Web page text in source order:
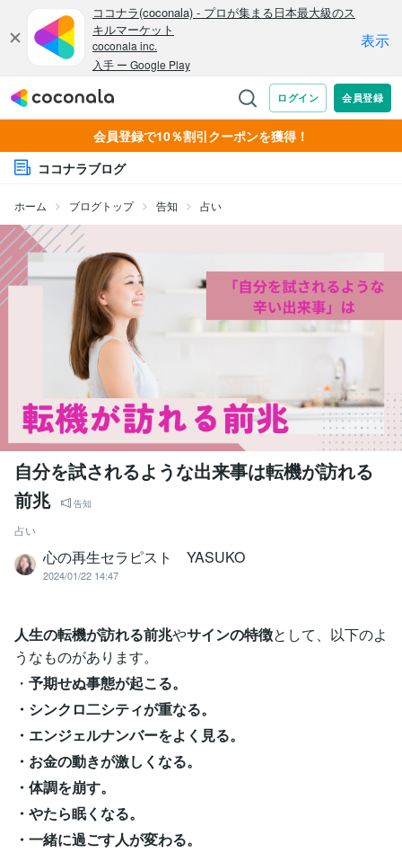
会員登録で10％割引クーポンを獲得！
ココナラブログ
ホーム ブログトップ 告知 占い
自分を試されるような出来事は転機が訪れる
前兆
告知
占い
心の再生セラピスト YASUKO
2024/01/22 14:47
人生の転機が訪れる前兆やサインの特徴として、以下のよ
うなものがあります。
・ 予期せぬ事態が起こる。
・シンクロ二シティが重なる。
・エンジェルナンバーをよく見る。
・お金の動きが激しくなる。
・体調を崩す。
・やたら眠くなる。
・一緒に過ごす人が変わる。